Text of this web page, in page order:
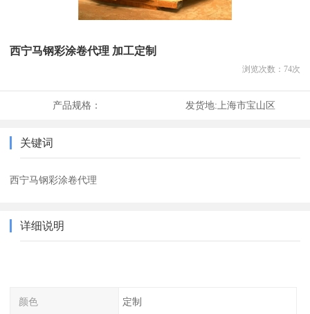
西宁马钢彩涂卷代理 加工定制
浏览次数： 74次
产品规格： 发货地: 上海市宝山区
关键词
西宁马钢彩涂卷代理
详细说明
颜色 定制